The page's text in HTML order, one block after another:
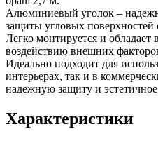
Алюминиевый уголок –
защиты угловых поверхностей
Легко монтируется и обладает
воздействию внешних
Идеально подходит для
интерьерах, так и в
надежную защиту и
Характеристики